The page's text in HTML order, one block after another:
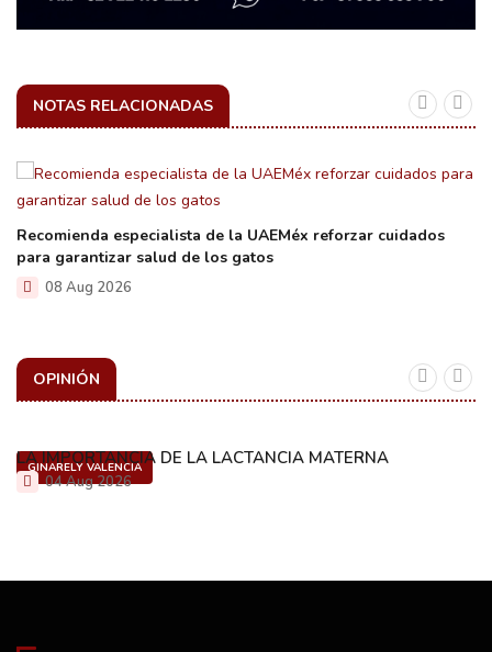
NOTAS RELACIONADAS
Recomienda especialista de la UAEMéx reforzar cuidados
para garantizar salud de los gatos
08 Aug 2026
OPINIÓN
GINARELY VALENCIA
LA IMPORTANCIA DE LA LACTANCIA MATERNA
04 Aug 2026